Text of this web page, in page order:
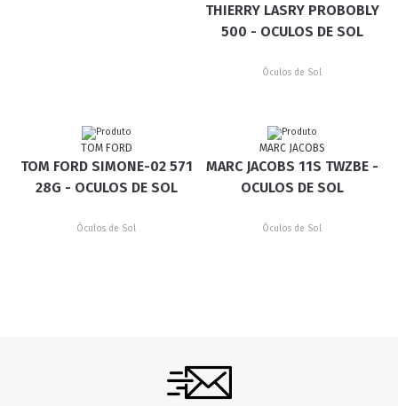
THIERRY LASRY PROBOBLY
500 - OCULOS DE SOL
Óculos de Sol
TOM FORD
TOM FORD SIMONE-02 571
28G - OCULOS DE SOL
Óculos de Sol
MARC JACOBS
MARC JACOBS 11S TWZBE -
OCULOS DE SOL
Óculos de Sol